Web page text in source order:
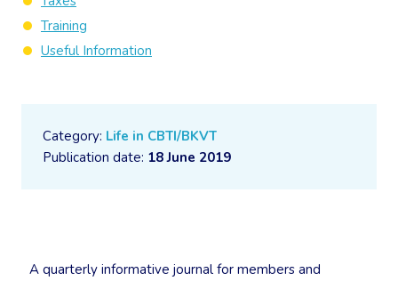
Category: Life in CBTI/BKVT
Publication date: 18 June 2019
A quarterly informative journal for members and
Training
Useful Information